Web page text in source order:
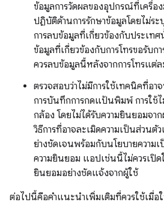
ข้อมูลการวัดผลของอุปกรณ์ที่เครื่อง
ปฏิบัติด้านการรักษาข้อมูลโดยไม่ร
การลบข้อมูลที่เกี่ยวข้องกับประเทศ
ข้อมูลที่เกี่ยวข้องกับการโทรขอรับ
ควรลบข้อมูลนี้หลังจากการโทรแต่ล
ตรวจสอบว่าไม่มีการใช้เทคนิคที่อา
การบันทึกการกดแป้นพิมพ์ การใช้ไ
กล้อง โดยไม่ได้รับความยินยอมจา
วิธีการที่อาจละเมิดความเป็นส่วนตั
ย่างชัดเจนพร้อมกับนโยบายความ
ความยินยอม แอปเช่นนี้ไม่ควรเปิด
ยินยอมอย่างชัดแจ้งจากผู้ใช้
ต่อไปนี้คือคำแนะนำเพิ่มเติมที่ควรใช้เมื่อ